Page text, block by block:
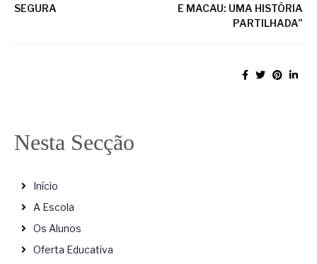
SEGURA
E MACAU: UMA HISTÓRIA
PARTILHADA”
Nesta Secção
Início
A Escola
Os Alunos
Oferta Educativa